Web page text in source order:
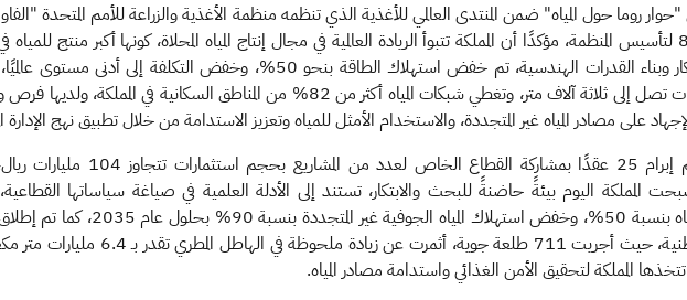
ومن خلال تسخير البحث والابتكار وبناء القدرات الهندسية، تم خفض استهلاك
تتجاوز 19 ألف كيلو متر ولارتفاعات تصل إلى ثلاثة آلاف متر، وتغطي شبكات المياه أكثر من
على مصادر المياه غير المتجددة، والاستخدام الأمثل للمياه وتعزيز الاستدامة من خلال تطبيق نهج الإدارة
وأوضح المهندس الفضلي أنه تم
المملكة اليوم بيئةً حاضنةً للبحث والابتكار، تستند إلى الأدلة العلمية في صياغة سياساتها القطاعية،
وتستهدف خفض تكلفة إنتاج المياه
تقنيات وطائرات تقودها كوادر وطنية،
المملكة لتحقيق الأمن الغذائي واستدامة مصادر المياه.